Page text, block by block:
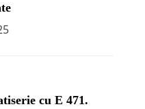
cu E 471.